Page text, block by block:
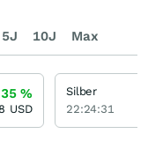
5J 10J Max
%
USD
Silber
22:24:31